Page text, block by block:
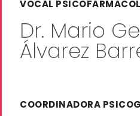
VOCAL
Dr. Mario
Álvarez
COORDINADORA